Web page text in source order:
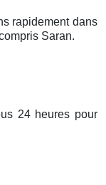
rapidement dans
Saran.
24 heures pour